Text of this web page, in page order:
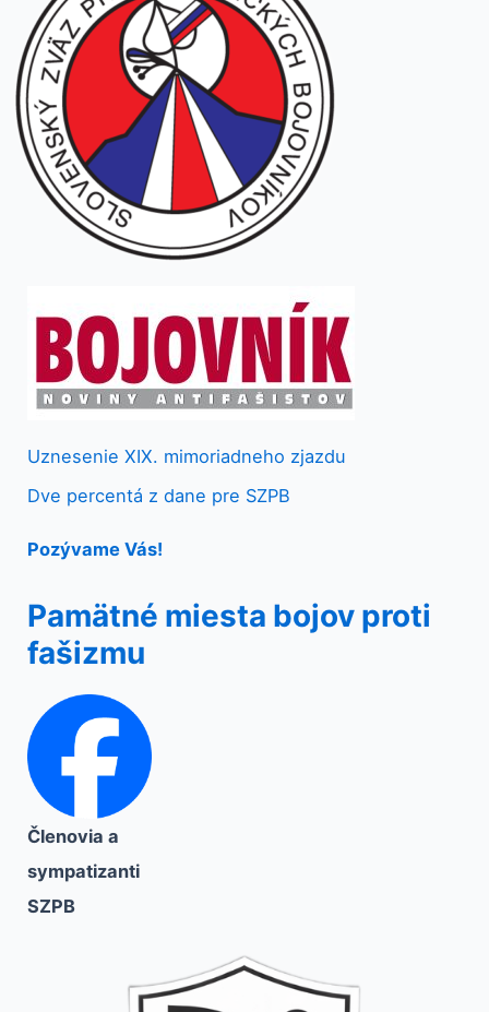
Uznesenie XIX. mimoriadneho zjazdu
Dve percentá z dane pre SZPB
Pozývame Vás!
Pamätné miesta bojov proti
fašizmu
Členovia a
sympatizanti
SZPB